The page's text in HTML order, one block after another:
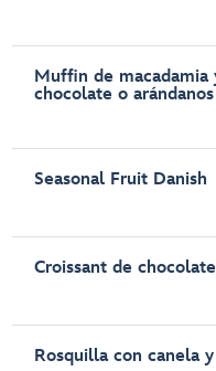
Muffin de macadamia
chocolate o
Seasonal Fruit Danish
Croissant de chocolate
Rosquilla con canela